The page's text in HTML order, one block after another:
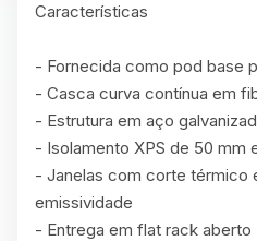
Características
- Fornecida como pod base
- Casca curva contínua em
- Estrutura em aço
- Isolamento XPS de 50 mm
- Janelas com corte térmico
emissividade
- Entrega em flat rack aberto